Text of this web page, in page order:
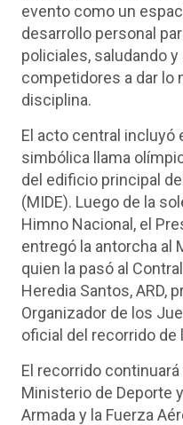
evento como un
desarrollo personal
policiales, saludando
competidores a dar lo
disciplina.
El acto central incluyó
simbólica llama
del edificio principal
(MIDE). Luego de la
Himno Nacional, el
entregó la antorcha al
quien la pasó al
Heredia Santos, ARD,
Organizador de los
oficial del recorrido de
El recorrido
Ministerio de Deporte
Armada y la Fuerza